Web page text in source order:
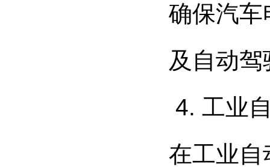
确保汽车
及自动
4. 工业
在工业自